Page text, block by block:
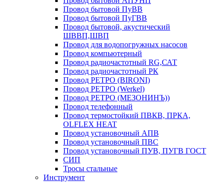
Провод бытовой ПуВВ
Провод бытовой ПуГВВ
Провод бытовой, акустический
ШВВП,ШВП
Провод для водопогружных насосов
Провод компьютерный
Провод радиочастотный RG,САТ
Провод радиочастотный РК
Провод РЕТРО (BIRONI)
Провод РЕТРО (Werkel)
Провод РЕТРО (МЕЗОНИНЪ))
Провод телефонный
Провод термостойкий ПВКВ, ПРКА,
OLFLEX HEAT
Провод установочный АПВ
Провод установочный ПВС
Провод установочный ПУВ, ПУГВ ГОСТ
СИП
Тросы стальные
Инструмент